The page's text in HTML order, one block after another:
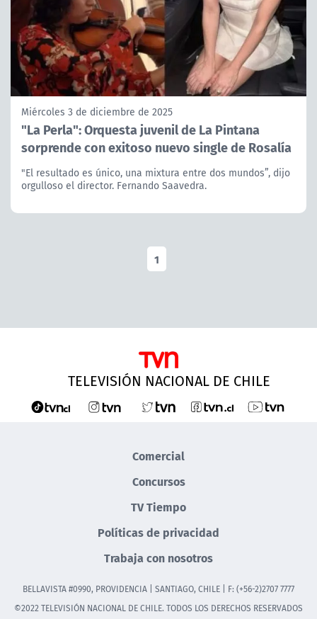
Miércoles 3 de diciembre de 2025
"La Perla": Orquesta juvenil de La Pintana
sorprende con exitoso nuevo single de Rosalía
"El resultado es único, una mixtura entre dos mundos”, dijo
orgulloso el director. Fernando Saavedra.
1
TELEVISIÓN NACIONAL DE CHILE
Comercial
Concursos
TV Tiempo
Políticas de privacidad
Trabaja con nosotros
BELLAVISTA #0990, PROVIDENCIA | SANTIAGO, CHILE | F: (+56-2)2707 7777
©2022 TELEVISIÓN NACIONAL DE CHILE. TODOS LOS DERECHOS RESERVADOS